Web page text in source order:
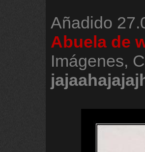
Añadido
Abuela de
Imágenes,